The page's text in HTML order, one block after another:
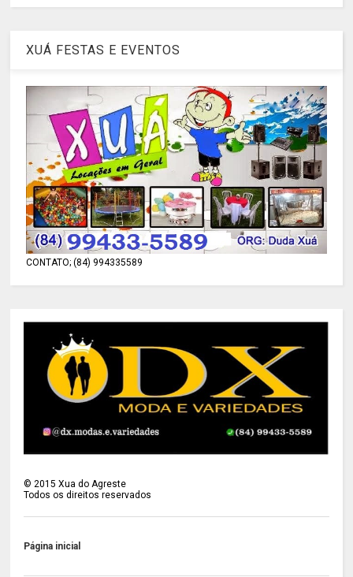
XUÁ FESTAS E EVENTOS
CONTATO; (84) 994335589
©2015 Xua do Agreste
Todos os direitos reservados
Página inicial